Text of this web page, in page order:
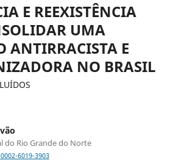
E REEXISTÊNCIA
UMA
ANTIRRACISTA E
NO BRASIL
do Rio Grande do Norte
6019-3903